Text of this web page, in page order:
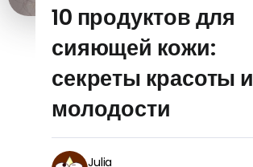
10 продуктов для
сияющей кожи:
секреты красоты и
молодости
Julia